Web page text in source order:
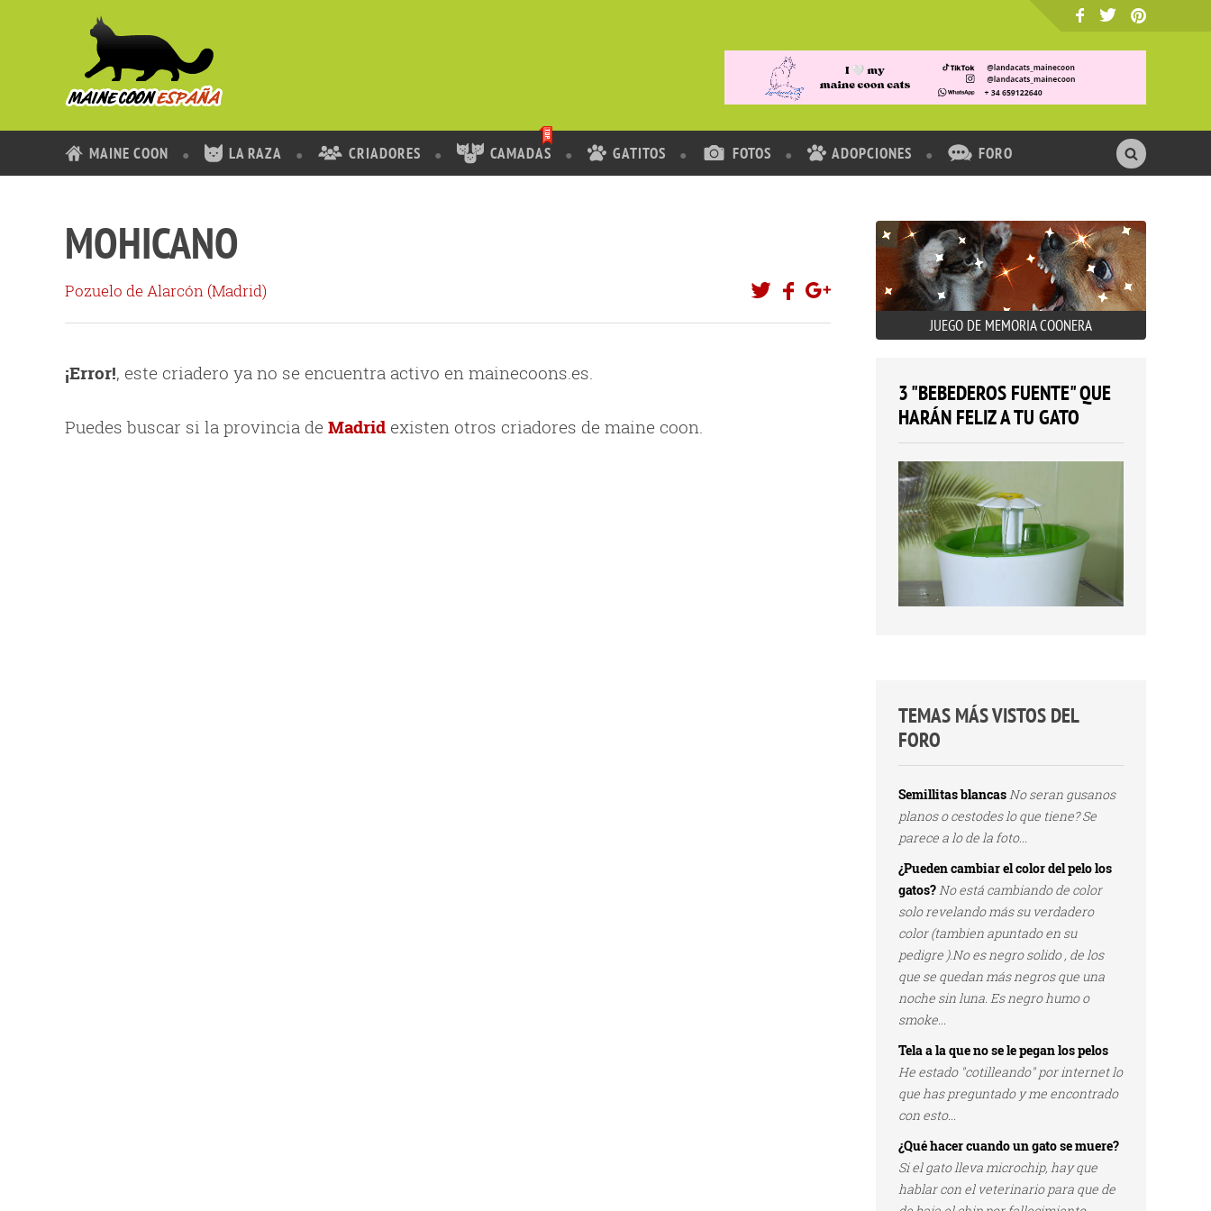
MAINE COON LA RAZA CRIADORES CAMADAS GATITOS FOTOS ADOPCIONES FORO
MOHICANO
Pozuelo de Alarcón (Madrid)
¡Error!, este criadero ya no se encuentra activo en mainecoons.es.
Puedes buscar si la provincia de Madrid existen otros criadores de maine coon.
JUEGO DE MEMORIA COONERA
3 "BEBEDEROS FUENTE" QUE
HARÁN FELIZ A TU GATO
TEMAS MÁS VISTOS DEL
FORO
Semillitas blancasNo seran gusanos
planos o cestodes lo que tiene? Se
parece a lo de la foto...
¿Pueden cambiar el color del pelo los
gatos?No está cambiando de color
solo revelando más su verdadero
color (tambien apuntado en su
pedigre ).No es negro solido , de los
que se quedan más negros que una
noche sin luna. Es negro humo o
smoke...
Tela a la que no se le pegan los pelos
He estado "cotilleando" por internet lo
que has preguntado y me encontrado
con esto...
¿Qué hacer cuando un gato se muere?
Si el gato lleva microchip, hay que
hablar con el veterinario para que de